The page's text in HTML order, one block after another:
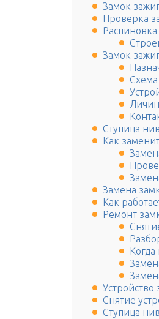
Замок
Проверка
Замок
Ступица
Как
Замена
Как
Ремонт
Устройство
Снятие
Ступица